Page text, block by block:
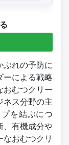
ぶれの予防に
ーによる戦略
おむつクリー
ネス分野の主
を結ぶにつ
、有機成分や
おむつクリ